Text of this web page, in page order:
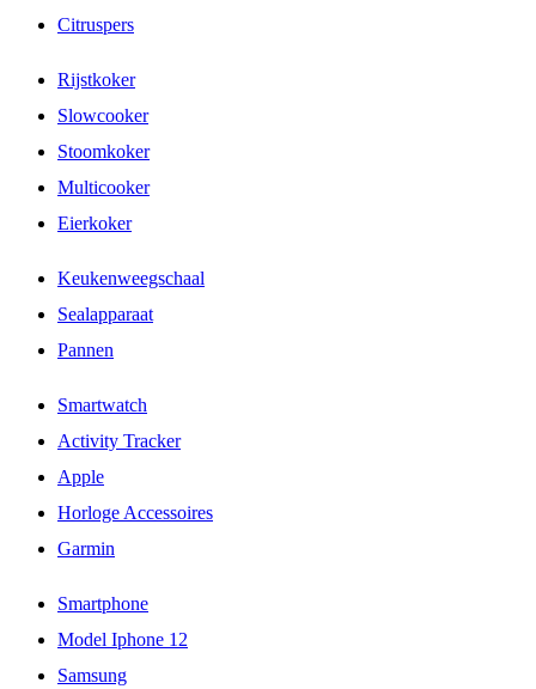
Citruspers
Rijstkoker
Slowcooker
Stoomkoker
Multicooker
Eierkoker
Keukenweegschaal
Sealapparaat
Pannen
Smartwatch
Activity Tracker
Apple
Horloge Accessoires
Garmin
Smartphone
Model Iphone 12
Samsung